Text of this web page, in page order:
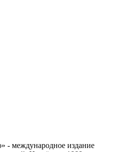
- международное издание